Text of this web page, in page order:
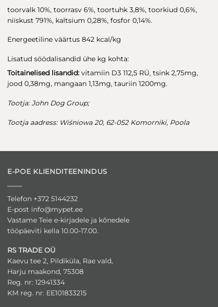
toorvalk 10%, toorrasv 6%, toortuhk 3,8%, toorkiud 0,6%,
niiskust 791%, kaltsium 0,28%, fosfor 0,14%.
Energeetiline väärtus 842 kcal/kg
Lisatud söödalisandid ühe kg kohta:
Toitainelised lisandid: vitamiin D3 112,5 RÜ, tsink 2,75mg,
jood 0,38mg, mangaan 1,13mg, tauriin 1200mg.
Tootja: John Dog Group;
Tootja aadress: Wiśniowa 20, 62-052 Komorniki, Poola
E-POE KLIENDITEENINDUS
Telefon +372 5144232
E-post info@mypet.ee
Vastame Teie e-kirjadele ja kõnedele
tööpäeviti kella 10.00-17.00.
RS TRADE OÜ
Kaevu tee 2, Pildiküla, Rae vald,
Harju maakond, 75308
Reg. nr: 12941334
KM reg. nr: EE101833215